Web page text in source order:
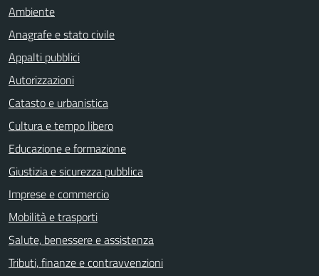
Ambiente
Anagrafe e stato civile
Appalti pubblici
Autorizzazioni
Catasto e urbanistica
Cultura e tempo libero
Educazione e formazione
Giustizia e sicurezza pubblica
Imprese e commercio
Mobilità e trasporti
Salute, benessere e assistenza
Tributi, finanze e contravvenzioni